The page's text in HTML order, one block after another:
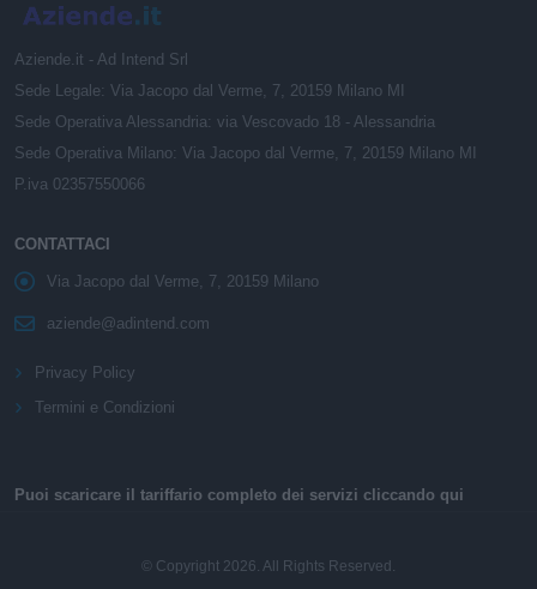
Aziende.it - Ad Intend Srl
Sede Legale: Via Jacopo dal Verme, 7, 20159 Milano MI
Sede Operativa Alessandria: via Vescovado 18 - Alessandria
Sede Operativa Milano: Via Jacopo dal Verme, 7, 20159 Milano MI
P.iva 02357550066
CONTATTACI
Via Jacopo dal Verme, 7, 20159 Milano
aziende@adintend.com
Privacy Policy
Termini e Condizioni
Puoi scaricare il tariffario completo dei servizi cliccando qui
© Copyright 2026. All Rights Reserved.